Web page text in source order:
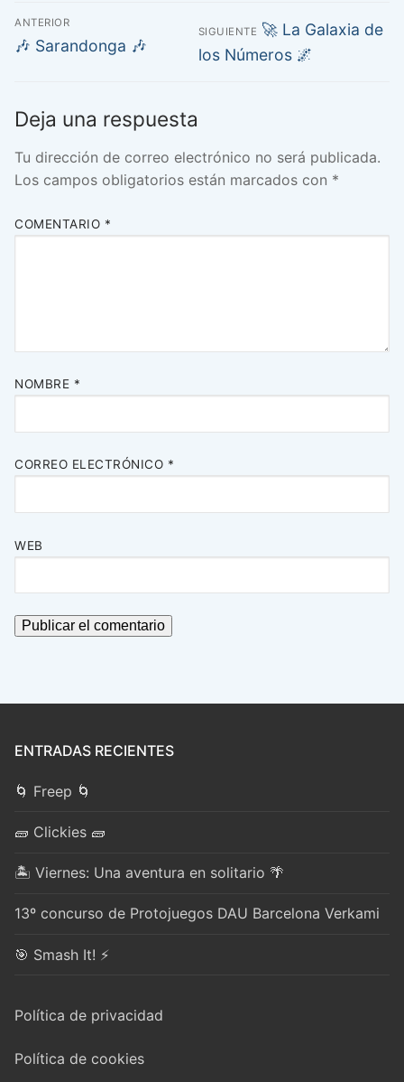
Navegación
de
ANTERIOR
Entrada
🎶 Sarandonga 🎶
SIGUIENTE Entrada
siguiente:
🚀 La Galaxia de
los Números 🌌
Deja una respuesta
Tu dirección de correo electrónico no será publicada.
Los campos obligatorios están marcados con *
COMENTARIO *
NOMBRE *
CORREO ELECTRÓNICO *
WEB
ENTRADAS RECIENTES
🌀 Freep 🌀
🧱 Clickies 🧱
🏝️ Viernes: Una aventura en solitario 🌴
13º concurso de Protojuegos DAU Barcelona Verkami
🎯 Smash It! ⚡
Política de privacidad
Política de cookies